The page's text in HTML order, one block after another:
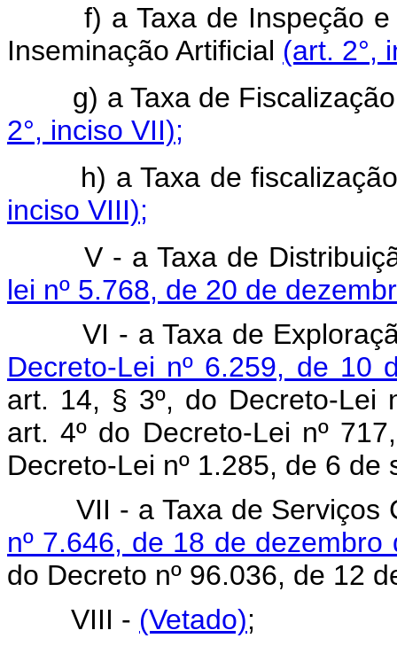
f) a Taxa de Inspeção e
Inseminação Artificial (art. 2°,
g) a Taxa de Fiscalização
2°, inciso VII);
h) a Taxa de fiscalização
inciso VIII);
V - a Taxa de
lei nº 5.768, de 20 de
VI - a Taxa de
Decreto-Lei nº 6.259, de 10
art. 14, § 3º, do Decreto-Lei
art. 4º do Decreto-Lei nº
Decreto-Lei nº 1.285, de 6 de
VII - a Taxa de
nº 7.646, de 18 de dezembro
do Decreto nº 96.036, de 12
VIII - (Vetado);